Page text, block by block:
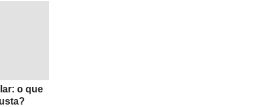
o que